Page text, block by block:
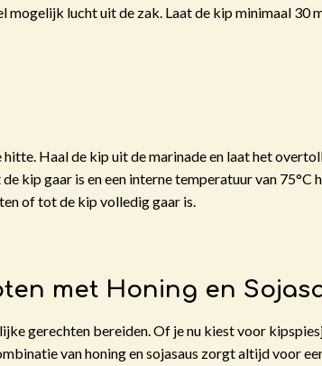
mogelijk lucht uit de zak. Laat de kip minimaal 30
Haal de kip uit de marinade en laat het
kip gaar is en een interne temperatuur van
of tot de kip volledig gaar is.
met Honing en
gerechten bereiden. Of je nu kiest voor
van honing en sojasaus zorgt altijd voor